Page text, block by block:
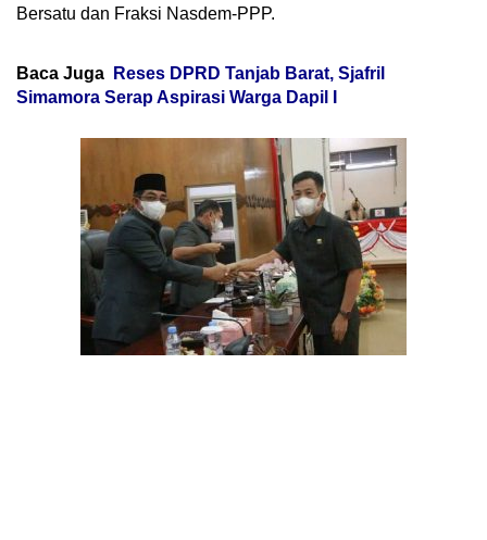
Bersatu dan Fraksi Nasdem-PPP.
Baca Juga
Reses DPRD Tanjab Barat, Sjafril
Simamora Serap Aspirasi Warga Dapil I